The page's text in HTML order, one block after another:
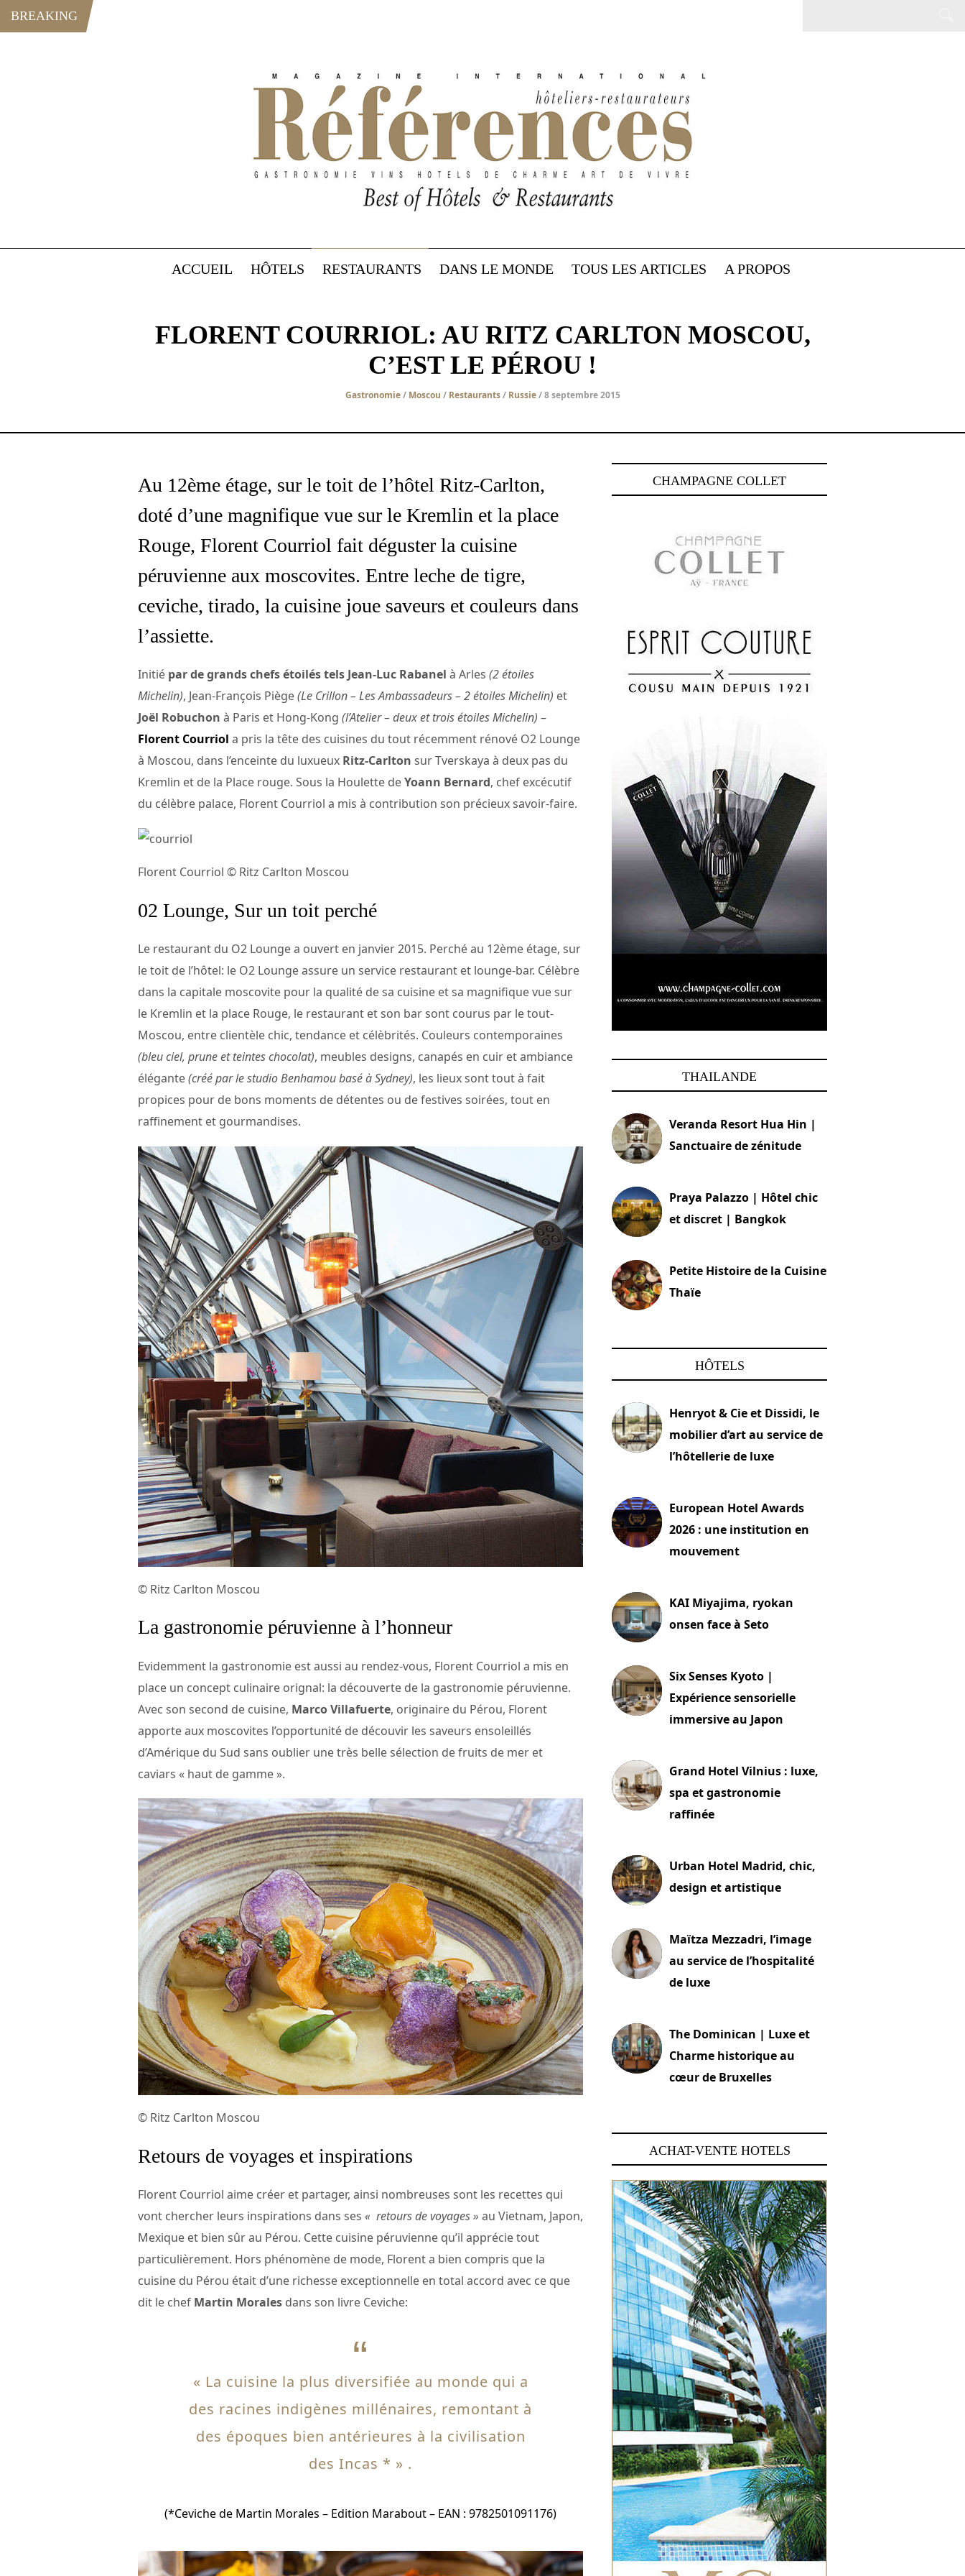
BREAKING
ACCUEIL HÔTELS RESTAURANTS DANS LE MONDE TOUS LES ARTICLES A PROPOS
FLORENT COURRIOL: AU RITZ CARLTON MOSCOU,
C’EST LE PÉROU !
Gastronomie/ Moscou / Restaurants/ Russie/ 8 septembre 2015
Au 12ème étage, sur le toit de l’hôtel Ritz-Carlton,
doté d’une magnifique vue sur le Kremlin et la place
Rouge, Florent Courriol fait déguster la cuisine
péruvienne aux moscovites. Entre leche de tigre,
ceviche, tirado, la cuisine joue saveurs et couleurs dans
l’assiette.
Initié par de grands chefs étoilés tels Jean-Luc Rabanel à Arles (2 étoiles
Michelin), Jean-François Piège(Le Crillon – Les Ambassadeurs – 2 étoiles Michelin) et
Joël Robuchon à Paris et Hong-Kong (l’Atelier – deux et trois étoiles Michelin) –
Florent Courriol a pris la tête des cuisines du tout récemment rénové O2 Lounge
à Moscou, dans l’enceinte du luxueux Ritz-Carlton sur Tverskaya à deux pas du
Kremlin et de la Place rouge. Sous la Houlette deYoann Bernard, chef excécutif
du célèbre palace, Florent Courriol a mis à contribution son précieux savoir-faire.
Florent Courriol © Ritz Carlton Moscou
02 Lounge, Sur un toit perché
Le restaurant du O2 Lounge a ouvert en janvier 2015. Perché au 12ème étage, sur
le toit de l’hôtel: le O2 Lounge assure un service restaurant et lounge-bar. Célèbre
dans la capitale moscovite pour la qualité de sa cuisine et sa magnifique vue sur
le Kremlin et la place Rouge, le restaurant et son bar sont courus par le tout-
Moscou, entre clientèle chic, tendance et célèbrités. Couleurs contemporaines
(bleu ciel, prune et teintes chocolat), meubles designs, canapés en cuir et ambiance
élégante(créé par le studio Benhamou basé à Sydney), les lieux sont tout à fait
propices pour de bons moments de détentes ou de festives soirées, tout en
raffinement et gourmandises.
© Ritz Carlton Moscou
La gastronomie péruvienne à l’honneur
Evidemment la gastronomie est aussi au rendez-vous, Florent Courriol a mis en
place un concept culinaire orignal: la découverte de la gastronomie péruvienne.
Avec son second de cuisine, Marco Villafuerte, originaire du Pérou, Florent
apporte aux moscovites l’opportunité de découvir les saveurs ensoleillés
d’Amérique du Sud sans oublier une très belle sélection de fruits de mer et
caviars « haut de gamme ».
© Ritz Carlton Moscou
Retours de voyages et inspirations
Florent Courriol aime créer et partager, ainsi nombreuses sont les recettes qui
vont chercher leurs inspirations dans ses « retours de voyages » au Vietnam, Japon,
Mexique et bien sûr au Pérou. Cette cuisine péruvienne qu’il apprécie tout
particulièrement. Hors phénomène de mode, Florent a bien compris que la
cuisine du Pérou était d’une richesse exceptionnelle en total accord avec ce que
dit le chef Martin Morales dans son livre Ceviche:
« La cuisine la plus diversifiée au monde qui a
des racines indigènes millénaires, remontant à
des époques bien antérieures à la civilisation
des Incas * » .
(*Ceviche de Martin Morales – Edition Marabout – EAN : 9782501091176)
CHAMPAGNE COLLET
THAILANDE
Veranda Resort Hua Hin |
Sanctuaire de zénitude
Praya Palazzo | Hôtel chic
et discret | Bangkok
Petite Histoire de la Cuisine
Thaïe
HÔTELS
Henryot & Cie et Dissidi, le
mobilier d’art au service de
l’hôtellerie de luxe
European Hotel Awards
2026 : une institution en
mouvement
KAI Miyajima, ryokan
onsen face à Seto
Six Senses Kyoto |
Expérience sensorielle
immersive au Japon
Grand Hotel Vilnius : luxe,
spa et gastronomie
raffinée
Urban Hotel Madrid, chic,
design et artistique
Maïtza Mezzadri, l’image
au service de l’hospitalité
de luxe
The Dominican | Luxe et
Charme historique au
cœur de Bruxelles
ACHAT-VENTE HOTELS